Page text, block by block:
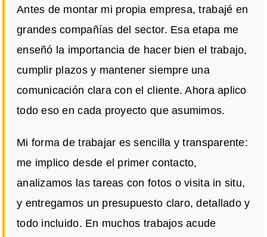
Antes de montar mi propia empresa, trabajé en
grandes compañías del sector. Esa etapa me
enseñó la importancia de hacer bien el trabajo,
cumplir plazos y mantener siempre una
comunicación clara con el cliente. Ahora aplico
todo eso en cada proyecto que asumimos.
Mi forma de trabajar es sencilla y transparente:
me implico desde el primer contacto,
analizamos las tareas con fotos o visita in situ,
y entregamos un presupuesto claro, detallado y
todo incluido. En muchos trabajos acude